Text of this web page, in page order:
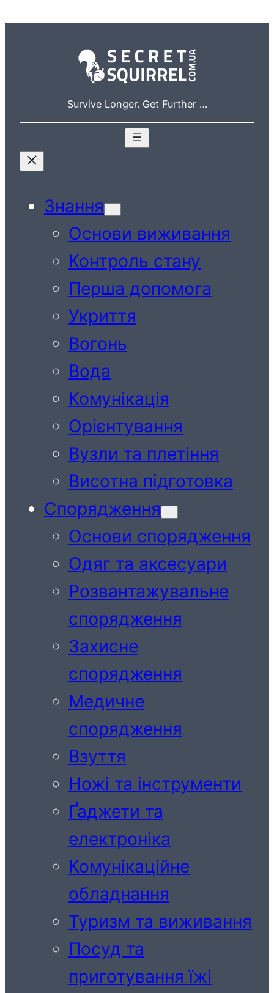
Survive Longer. Get Further …
Знання
Основи виживання
Контроль стану
Перша допомога
Укриття
Вогонь
Вода
Комунікація
Орієнтування
Вузли та плетіння
Висотна підготовка
Спорядження
Основи спорядження
Одяг та аксесуари
Розвантажувальне
спорядження
Захисне
спорядження
Медичне
спорядження
Взуття
Ножі та інструменти
Ґаджети та
електроніка
Комунікаційне
обладнання
Туризм та виживання
Посуд та
приготування їжі